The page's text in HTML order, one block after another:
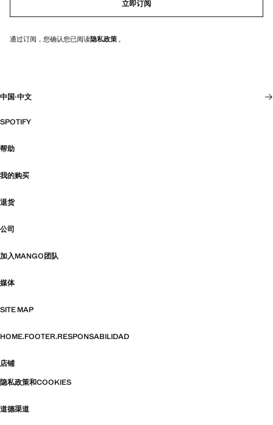
立即订阅
通过订阅，您确认您已阅读隐私政策
中国·中文
SPOTIFY
帮助
我的购买
退货
公司
加入MANGO团队
媒体
SITE MAP
HOME.FOOTER.RESPONSABILIDAD
店铺
隐私政策和COOKIES
道德渠道